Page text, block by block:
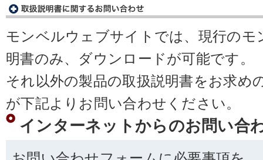
モンベルウェブサイトでは、現行のモ
明書のみ、ダウンロードが可能です。
それ以外の製品の取扱説明書をお求め
が下記よりお問い合わせください。
インターネットからのお問い合